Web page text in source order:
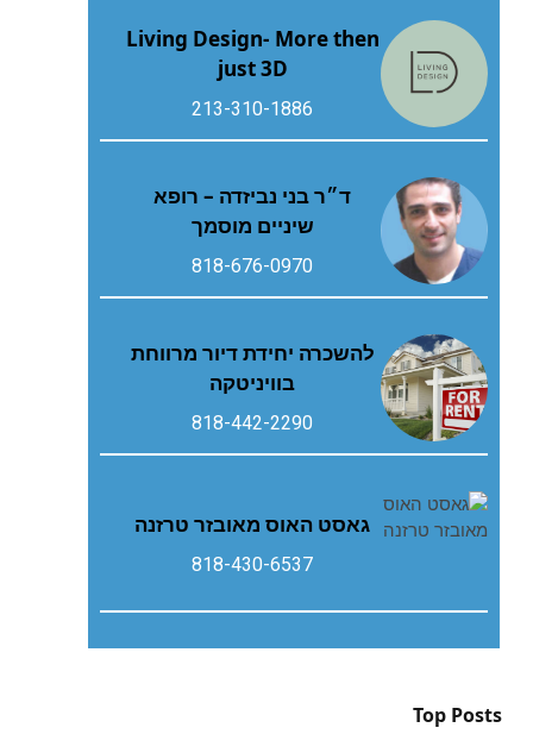
Living Design- More then
just 3D
213-310-1886
ד״ר בני נביזדה – רופא
שיניים מוסמך
818-676-0970
להשכרה יחידת דיור מרווחת
בוויניטקה
818-442-2290
גאסט‭ ‬האוס‭ ‬מאובזר‭ ‬טרזנה
818-430-6537
Top Posts